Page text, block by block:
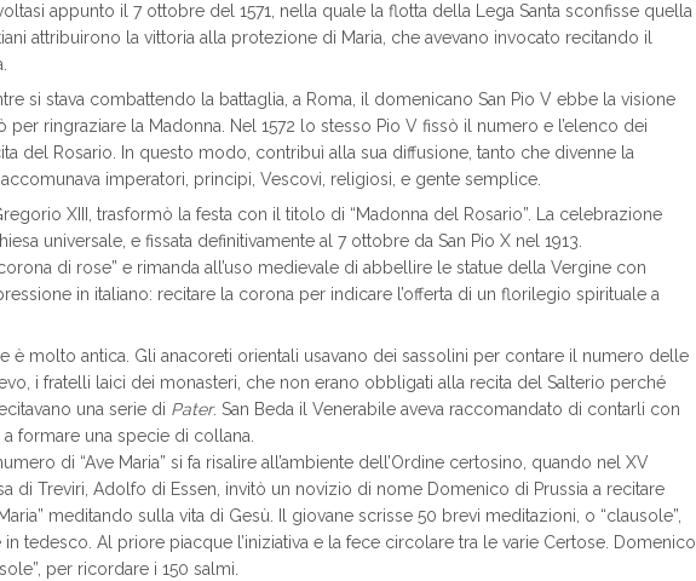
appunto il 7 ottobre del 1571, nella quale la flotta della Lega Santa sconfisse quella
attribuirono la vittoria alla protezione di Maria, che avevano invocato recitando il
si stava combattendo la battaglia, a Roma, il domenicano San Pio V ebbe la visione
per ringraziare la Madonna. Nel 1572 lo stesso Pio V fissò il numero e l’elenco dei
del Rosario. In questo modo, contribuì alla sua diffusione, tanto che divenne la
imperatori, principi, Vescovi, religiosi, e gente semplice.
XIII, trasformò la festa con il titolo di “Madonna del Rosario”. La celebrazione
universale, e fissata definitivamente al 7 ottobre da San Pio X nel 1913.
di rose” e rimanda all’uso medievale di abbellire le statue della Vergine con
in italiano: recitare la corona per indicare l’offerta di un florilegio spirituale a
è molto antica. Gli anacoreti orientali usavano dei sassolini per contare il numero delle
i fratelli laici dei monasteri, che non erano obbligati alla recita del Salterio perché
una serie di Pater. San Beda il Venerabile aveva raccomandato di contarli con
formare una specie di collana.
di “Ave Maria” si fa risalire all’ambiente dell’Ordine certosino, quando nel XV
di Treviri, Adolfo di Essen, invitò un novizio di nome Domenico di Prussia a recitare
meditando sulla vita di Gesù. Il giovane scrisse 50 brevi meditazioni, o “clausole”,
tedesco. Al priore piacque l’iniziativa e la fece circolare tra le varie Certose. Domenico
per ricordare i 150 salmi.